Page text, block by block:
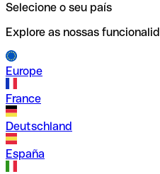
Selecione o seu país
Explore as nossas
Europe
France
Deutschland
España